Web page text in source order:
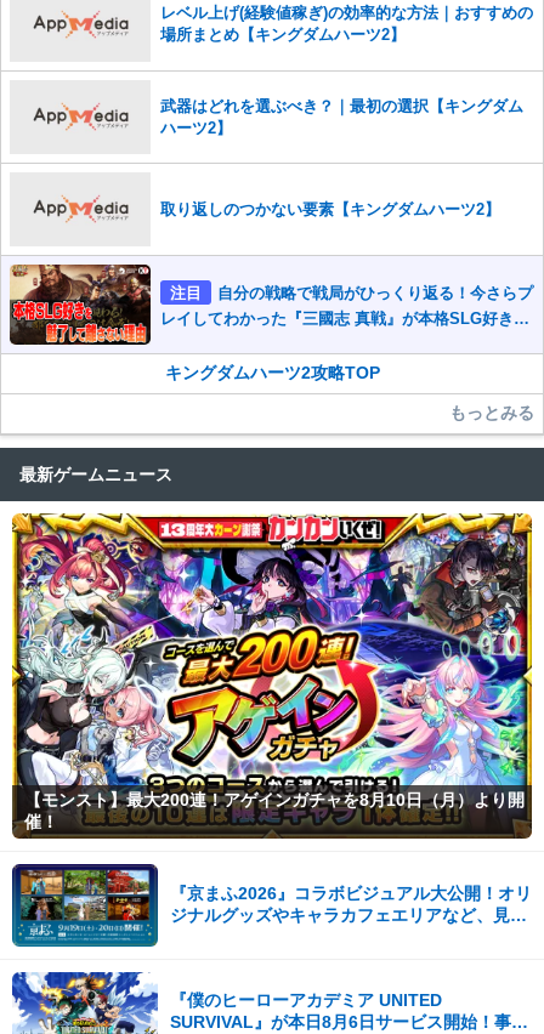
レベル上げ(経験値稼ぎ)の効率的な方法｜おすすめの
場所まとめ【キングダムハーツ2】
武器はどれを選ぶべき？｜最初の選択【キングダム
ハーツ2】
取り返しのつかない要素【キングダムハーツ2】
注目
自分の戦略で戦局がひっくり返る！今さらプ
レイしてわかった『三國志 真戦』が本格SLG好きを
キングダムハーツ2攻略TOP
もっとみる
最新ゲームニュース
【モンスト】最大200連！アゲインガチャを8月10日（月）より開
催！
『京まふ2026』コラボビジュアル大公開！オリ
ジナルグッズやキャラカフェエリアなど、見ど
『僕のヒーローアカデミア UNITED
SURVIVAL』が本日8月6日サービス開始！事前